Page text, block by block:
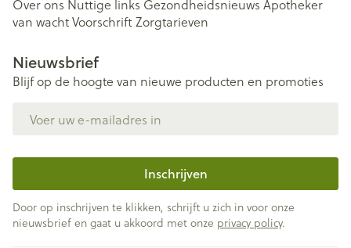
Over ons Nuttige links Gezondheidsnieuws Apotheker
van wachtVoorschriftZorgtarieven
Nieuwsbrief
Blijf op de hoogte van nieuwe producten en promoties
Inschrijven
Door op inschrijven te klikken, schrijft u zich in voor onze
nieuwsbrief en gaat u akkoord met onze privacy policy.